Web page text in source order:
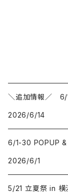
＼追加情報／ 6/
2026/6/14
6/1-30 POPUP
2026/6/1
5/21 立夏祭 in 横